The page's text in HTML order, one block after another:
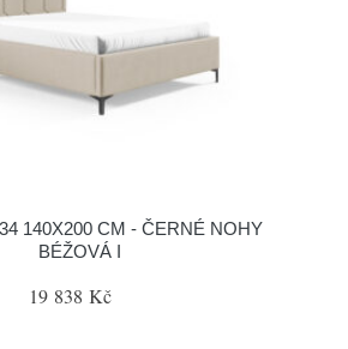
140X200 CM - ČERNÉ NOHY
BÉŽOVÁ I
19 838 Kč